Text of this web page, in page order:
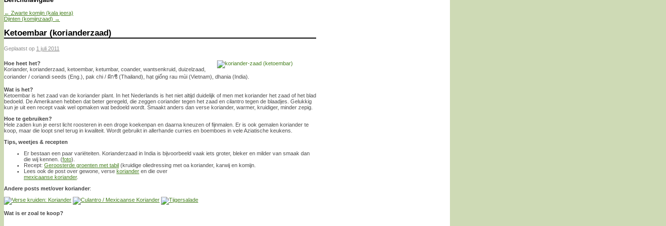
← Zwarte komijn (kala jeera)
Djinten (komijnzaad) →
Ketoembar (korianderzaad)
Geplaatst op 1 juli 2011
Hoe heet het?
Koriander, korianderzaad, ketoembar, ketumbar, coander, wantsenkruid, duizelzaad,
coriander / coriandi seeds (Eng.), pak chi / ผักชี (Thailand), hạt giống rau mùi (Vietnam), dhania (India).
Wat is het?
Ketoembar is het zaad van de koriander plant. In het Nederlands is het niet altijd duidelijk of men met koriander het zaad of het blad
bedoeld. De Amerikanen hebben dat beter geregeld, die zeggen coriander tegen het zaad en cilantro tegen de blaadjes. Gelukkig
kun je uit een recept vaak wel opmaken wat bedoeld wordt. Smaakt anders dan verse koriander, warmer, kruidiger, minder zepig.
Hoe te gebruiken?
Hele zaden kun je eerst licht roosteren in een droge koekenpan en daarna kneuzen of fijnmalen. Er is ook gemalen koriander te
koop, maar die loopt snel terug in kwaliteit. Wordt gebruikt in allerhande curries en boemboes in vele Aziatische keukens.
Tips, weetjes & recepten
Er bestaan een paar variëteiten. Korianderzaad in India is bijvoorbeeld vaak iets groter, bleker en milder van smaak dan
die wij kennen. (foto).
Recept: Geroosterde groenten met tabil (kruidige oliedressing met oa koriander, karwij en komijn.
Lees ook de post over gewone, verse koriander en die over
mexicaanse koriander.
Andere posts met/over koriander:
Wat is er zoal te koop?